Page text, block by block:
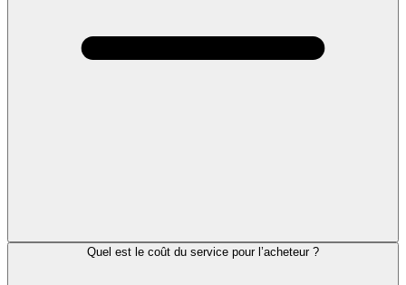
Quel est le coût du service pour l’acheteur ?